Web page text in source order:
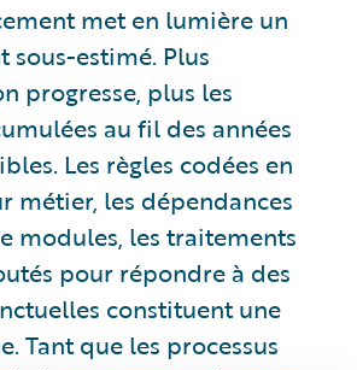
met en lumière un
sous-estimé. Plus
progresse, plus les
au fil des années
Les règles codées en
métier, les dépendances
modules, les traitements
pour répondre à des
constituent une
Tant que les processus